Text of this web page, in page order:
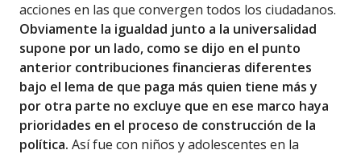
acciones en las que convergen todos los ciudadanos.
Obviamente la igualdad junto a la universalidad
supone por un lado, como se dijo en el punto
anterior contribuciones financieras diferentes
bajo el lema de que paga más quien tiene más y
por otra parte no excluye que en ese marco haya
prioridades en el proceso de construcción de la
política. Así fue con niños y adolescentes en la